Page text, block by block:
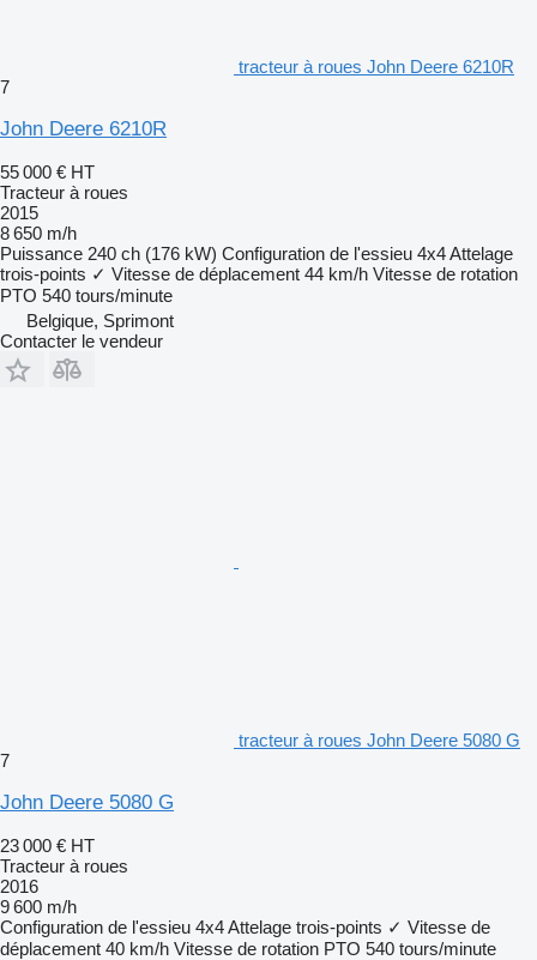
tracteur à roues John Deere 6210R
7
John Deere 6210R
55 000 € HT
Tracteur à roues
2015
8 650 m/h
Puissance 240 ch (176 kW) Configuration de l'essieu 4x4Attelage
trois-points ✓ Vitesse de déplacement 44 km/h Vitesse de rotation
PTO 540 tours/minute
Belgique, Sprimont
Contacter le vendeur
tracteur à roues John Deere 5080 G
7
John Deere 5080 G
23 000 € HT
Tracteur à roues
2016
9 600 m/h
Configuration de l'essieu 4x4Attelage trois-points ✓ Vitesse de
déplacement 40 km/h Vitesse de rotation PTO 540 tours/minute